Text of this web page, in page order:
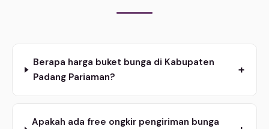
Berapa harga buket bunga di Kabupaten
Padang Pariaman?
+
Apakah ada free ongkir pengiriman bunga